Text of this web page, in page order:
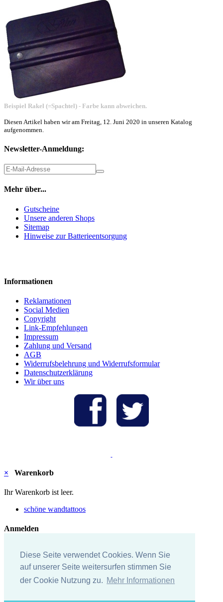
Diese Seite verwendet Cookies. Wenn Sie
auf unserer Seite weitersurfen stimmen Sie
der Cookie Nutzung zu. Mehr Informationen
Beispiel Rakel (=Spachtel) - Farbe kann abweichen.
Diesen Artikel haben wir am Freitag, 12. Juni 2020 in unseren Katalog
aufgenommen.
Newsletter-Anmeldung:
Mehr über...
Gutscheine
Unsere anderen Shops
Sitemap
Hinweise zur Batterieentsorgung
Informationen
Reklamationen
Social Medien
Copyright
Link-Empfehlungen
Impressum
Zahlung und Versand
AGB
Widerrufsbelehrung und Widerrufsformular
Datenschutzerklärung
Wir über uns
× Warenkorb
Ihr Warenkorb ist leer.
schöne wandtattoos
Anmelden
Passwort: